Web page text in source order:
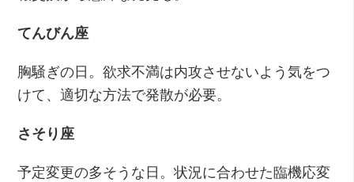
てんびん座
胸騒ぎの日。欲求不満は内攻させないよう気をつ
けて、適切な方法で発散が必要。
さそり座
予定変更の多そうな日。状況に合わせた臨機応変